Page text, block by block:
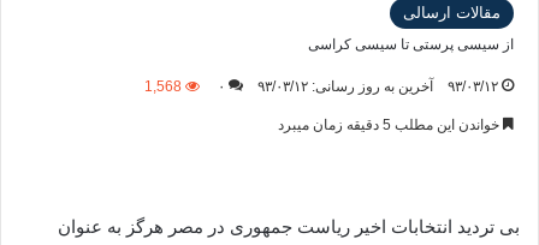
مقالات ارسالی
از سیسی پرستی تا سیسی کراسی
۹۳/۰۳/۱۲ آخرین به روز رسانی: ۹۳/۰۳/۱۲ ۰ 1,568
خواندن این مطلب 5 دقیقه زمان میبرد
بی تردید انتخابات اخیر ریاست جمهوری در مصر هرگز به عنوان